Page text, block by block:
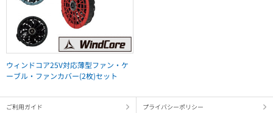
ウィンドコア25V対応薄型ファン・ケ
ーブル・ファンカバー(2枚)セット
ご利用ガイド プライバシーポリシー